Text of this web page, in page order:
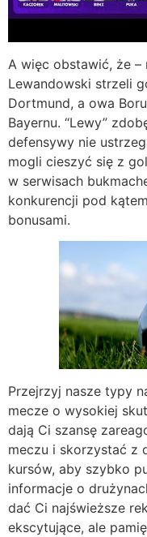
A więc obstawić, że –
Lewandowski strzeli
Dortmund, a owa
Bayernu. “Lewy”
defensywy nie
mogli cieszyć się z
w serwisach
konkurencji pod
bonusami.
Przejrzyj nasze typy
mecze o wysokiej
dają Ci szansę
meczu i skorzystać z
kursów, aby szybko
informacje o
dać Ci najświeższe
ekscytujące, ale